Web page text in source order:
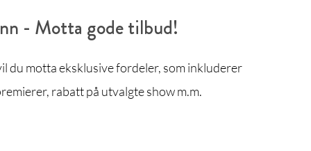
- Motta gode tilbud!
du motta eksklusive fordeler, som inkluderer
rabatt på utvalgte show m.m.